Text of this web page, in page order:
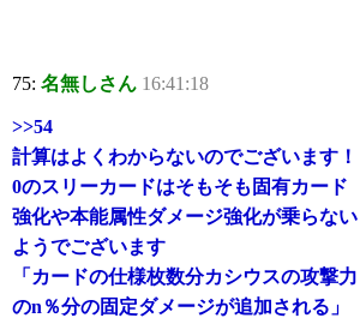
75:名無しさん 16:41:18
>>54
計算はよくわからないのでございます！
0のスリーカードはそもそも固有カード
強化や本能属性ダメージ強化が乗らない
ようでございます
「カードの仕様枚数分カシウスの攻撃力
のn％分の固定ダメージが追加される」